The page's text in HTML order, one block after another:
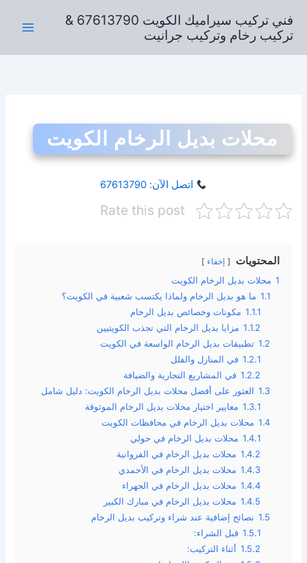
المحتوى
فني تركيب سيراميك الكويت 67613790 &
تركيب رخام وتركيب جرانيت
محلات بديل الرخام الكويت
اتصل الآن: 67613790
Rate this post
المحتويات إخفاء
1 محلات بديل الرخام الكويت
1.1 ما هو بديل الرخام ولماذا يكتسب شعبية في الكويت؟
1.1.1 مكونات وخصائص بديل الرخام
1.1.2 مزايا بديل الرخام التي تجذب الكويتيين
1.2 تطبيقات بديل الرخام الواسعة في الكويت
1.2.1 في المنازل والفلل
1.2.2 في المشاريع التجارية والضيافة
1.3 العثور على أفضل محلات بديل الرخام الكويت: دليل شامل
1.3.1 معايير اختيار محلات بديل الرخام الموثوقة
1.4 محلات بديل الرخام في محافظات الكويت
1.4.1 محلات بديل الرخام في حولي
1.4.2 محلات بديل الرخام في الفروانية
1.4.3 محلات بديل الرخام في الأحمدي
1.4.4 محلات بديل الرخام في الجهراء
1.4.5 محلات بديل الرخام في مبارك الكبير
1.5 نصائح إضافية عند شراء وتركيب بديل الرخام
1.5.1 قبل الشراء:
1.5.2 أثناء التركيب: